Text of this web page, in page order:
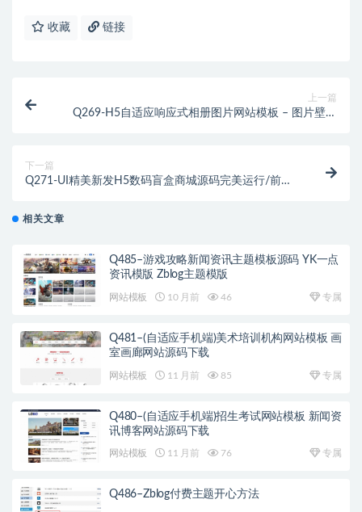
收藏 链接
上一篇
Q269-H5自适应响应式相册图片网站模板 – 图片壁纸
下一篇
Q271-UI精美新发H5数码盲盒商城源码完美运行/前端
相关文章
Q485–游戏攻略新闻资讯主题模板源码 YK一点
资讯模版 Zblog主题模版
网站模板 10 月前 46 专属
Q481–(自适应手机端)美术培训机构网站模板 画
室画廊网站源码下载
网站模板 11 月前 85 专属
Q480–(自适应手机端)招生考试网站模板 新闻资
讯博客网站源码下载
网站模板 11 月前 76 专属
Q486–Zblog付费主题开心方法